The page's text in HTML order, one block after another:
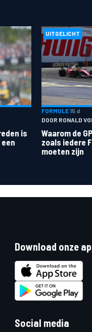
is
UITGELICHT
FORMULE 15 d
DOOR RONALD
Waarom de
zoals iedere
moeten zijn
Download onze
Social media